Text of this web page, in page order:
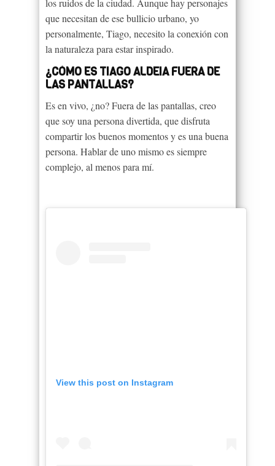
los ruidos de la ciudad. Aunque hay personajes
que necesitan de ese bullicio urbano, yo
personalmente, Tiago, necesito la conexión con
la naturaleza para estar inspirado.
¿CÓMO ES TIAGO ALDEIA FUERA DE
LAS PANTALLAS?
Es en vivo, ¿no? Fuera de las pantallas, creo
que soy una persona divertida, que disfruta
compartir los buenos momentos y es una buena
persona. Hablar de uno mismo es siempre
complejo, al menos para mí.
View this post on Instagram